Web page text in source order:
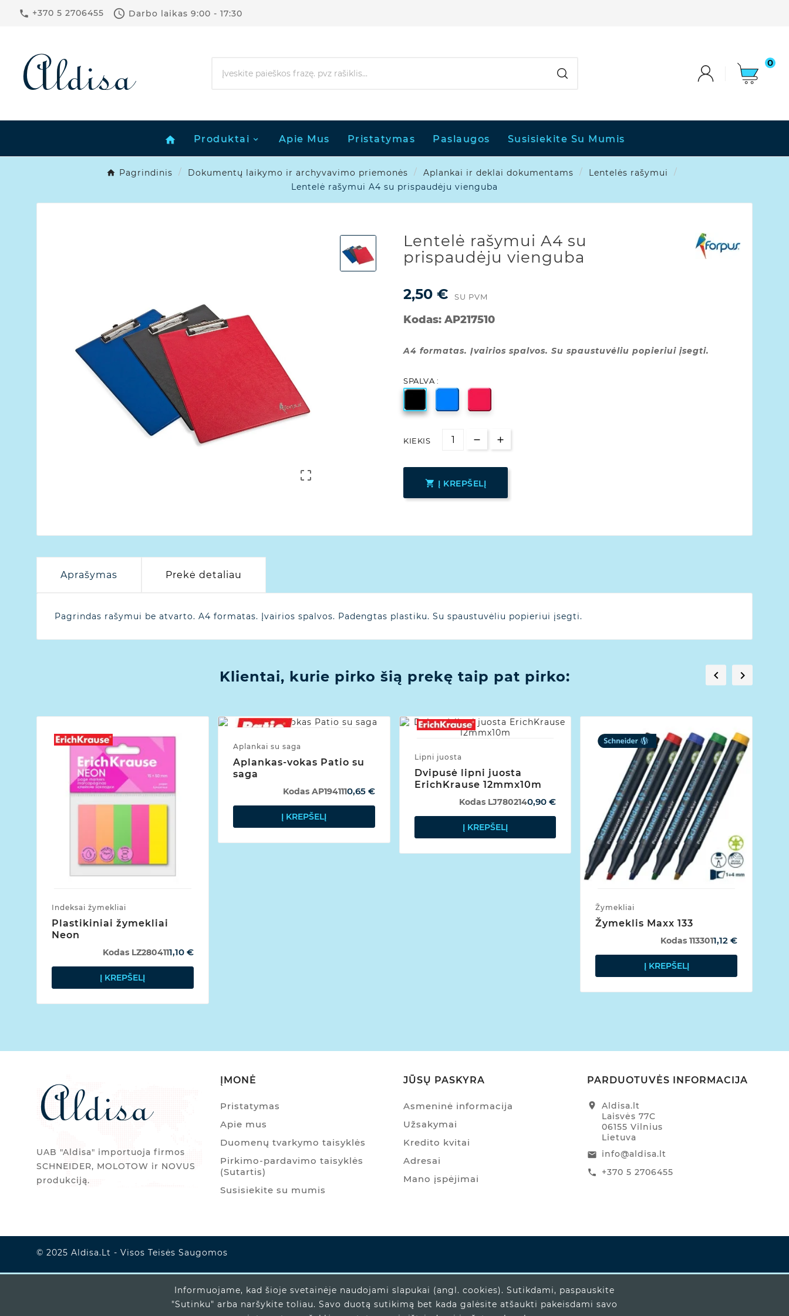
Informuojame, kad šioje svetainėje naudojami slapukai (angl. cookies). Sutikdami, paspauskite
"Sutinku" arba naršykite toliau. Savo duotą sutikimą bet kada galėsite atšaukti pakeisdami savo
 +370 5 2706455  Darbo laikas 9:00 - 17:30
0
home Produktai Apie Mus Pristatymas Paslaugos Susisiekite Su Mumis
Pagrindinis Dokumentų laikymo ir archyvavimo priemonės Aplankai ir deklai dokumentams
Lentelės rašymui
Lentelė rašymui A4 su prispaudėju vienguba

Lentelė rašymui A4 su
prispaudėju vienguba
2,50 € SU PVM
Kodas: AP217510
A4 formatas. Įvairios spalvos. Su spaustuvėliu popieriui įsegti.
SPALVA :
KIEKIS
 Į KREPŠELĮ
Aprašymas Prekė detaliau
Pagrindas rašymui be atvarto. A4 formatas. Įvairios spalvos. Padengtas plastiku. Su spaustuvėliu popieriui įsegti.
Klientai, kurie pirko šią prekę taip pat pirko:  
Indeksai žymekliai
Plastikiniai žymekliai
Neon
1,10 €
Kodas LZ280411
Į KREPŠELĮ
Aplankai su saga
Aplankas-vokas Patio su
saga
0,65 €
Kodas AP194111
Į KREPŠELĮ
Lipni juosta
Dvipusė lipni juosta
ErichKrause 12mmx10m
0,90 €
Kodas LJ780214
Į KREPŠELĮ
Žymekliai
Žymeklis Maxx 133
1,12 €
Kodas 113301
Į KREPŠELĮ
UAB "Aldisa" importuoja firmos
SCHNEIDER, MOLOTOW ir NOVUS
produkciją.
ĮMONĖ
Pristatymas
Apie mus
Duomenų tvarkymo taisyklės
Pirkimo-pardavimo taisyklės
(Sutartis)
Susisiekite su mumis
JŪSŲ PASKYRA
Asmeninė informacija
Užsakymai
Kredito kvitai
Adresai
Mano įspėjimai
PARDUOTUVĖS INFORMACIJA
location_on
Aldisa.lt
Laisvės 77C
06155 Vilnius
Lietuva
email info@aldisa.lt
call +370 5 2706455
© 2025 Aldisa.lt - Visos Teisės Saugomos